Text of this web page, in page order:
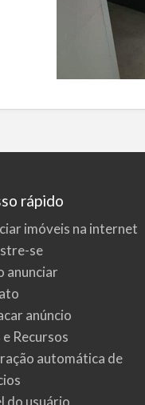
rápido
imóveis na internet
se
anunciar
anúncio
e Recursos
automática de
do usuário